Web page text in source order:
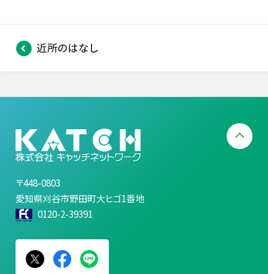
近所のはなし
〒448-0803
愛知県刈谷市野田町大ヒゴ1番地
0120-2-39391